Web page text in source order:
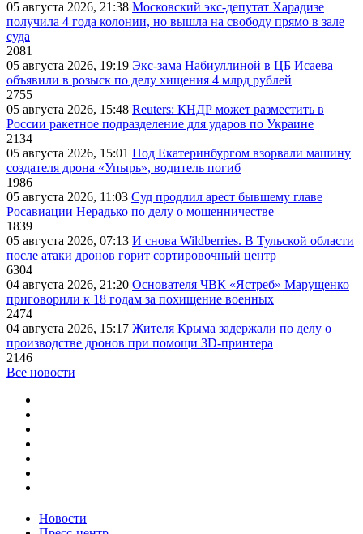
05 августа 2026, 21:38 Московский экс-депутат Харадизе
получила 4 года колонии, но вышла на свободу прямо в зале
суда
2081
05 августа 2026, 19:19 Экс-зама Набиуллиной в ЦБ Исаева
объявили в розыск по делу хищения 4 млрд рублей
2755
05 августа 2026, 15:48 Reuters: КНДР может разместить в
России ракетное подразделение для ударов по Украине
2134
05 августа 2026, 15:01 Под Екатеринбургом взорвали машину
создателя дрона «Упырь», водитель погиб
1986
05 августа 2026, 11:03 Суд продлил арест бывшему главе
Росавиации Нерадько по делу о мошенничестве
1839
05 августа 2026, 07:13 И снова Wildberries. В Тульской области
после атаки дронов горит сортировочный центр
6304
04 августа 2026, 21:20 Основателя ЧВК «Ястреб» Марущенко
приговорили к 18 годам за похищение военных
2474
04 августа 2026, 15:17 Жителя Крыма задержали по делу о
производстве дронов при помощи 3D‑принтера
2146
Все новости
Новости